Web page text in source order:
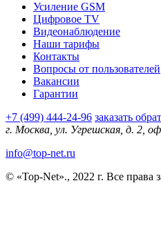
Усиление GSM
Цифровое TV
Видеонаблюдение
Наши тарифы
Контакты
Вопросы от пользователей
Вакансии
Гарантии
+7 (499) 444-24-96 заказать
г. Москва, ул. Угрешская, д. 2,
info@top-net.ru
© «Top-Net»., 2022 г. Все права